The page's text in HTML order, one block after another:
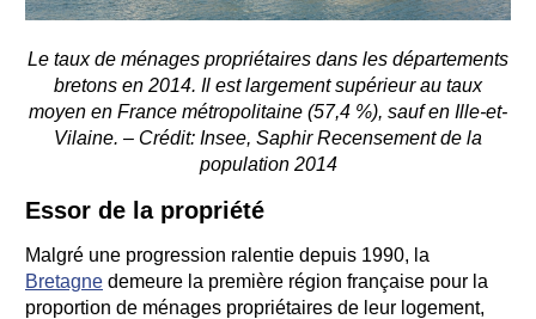
Le taux de ménages propriétaires dans les départements
bretons en 2014. Il est largement supérieur au taux
moyen en France métropolitaine (57,4 %), sauf en Ille-et-
Vilaine. – Crédit: Insee, Saphir Recensement de la
population 2014
Essor de la propriété
Malgré une progression ralentie depuis 1990, la
Bretagne demeure la première région française pour la
proportion de ménages propriétaires de leur logement,